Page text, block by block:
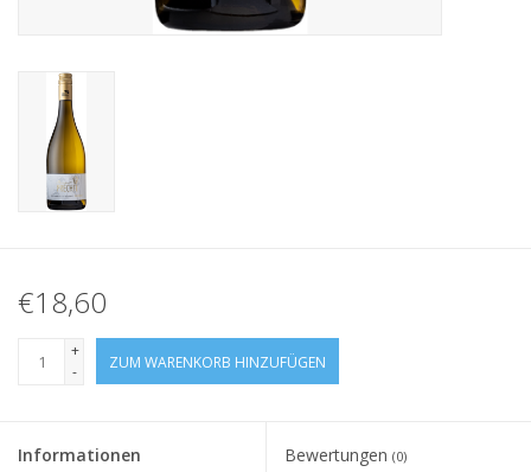
€18,60
+
-
ZUM WARENKORB HINZUFÜGEN
Informationen Bewertungen (0)